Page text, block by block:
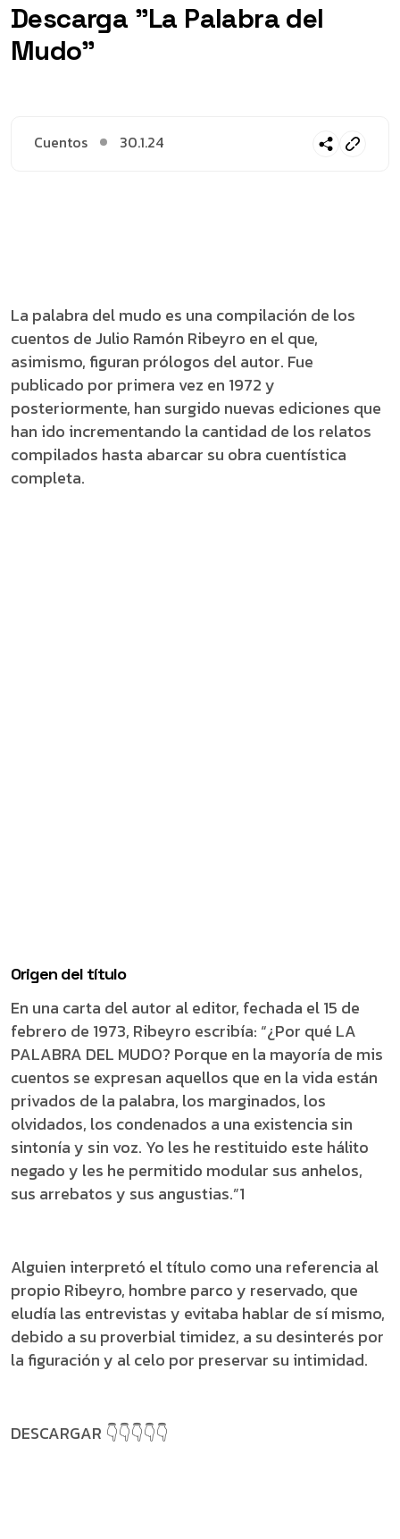
Descarga "La Palabra del
Mudo"
Cuentos 30.1.24
La palabra del mudo es una compilación de los
cuentos de Julio Ramón Ribeyro en el que,
asimismo, figuran prólogos del autor. Fue
publicado por primera vez en 1972 y
posteriormente, han surgido nuevas ediciones que
han ido incrementando la cantidad de los relatos
compilados hasta abarcar su obra cuentística
completa.
Origen del título
En una carta del autor al editor, fechada el 15 de
febrero de 1973, Ribeyro escribía: “¿Por qué LA
PALABRA DEL MUDO? Porque en la mayoría de mis
cuentos se expresan aquellos que en la vida están
privados de la palabra, los marginados, los
olvidados, los condenados a una existencia sin
sintonía y sin voz. Yo les he restituido este hálito
negado y les he permitido modular sus anhelos,
sus arrebatos y sus angustias.”1
Alguien interpretó el título como una referencia al
propio Ribeyro, hombre parco y reservado, que
eludía las entrevistas y evitaba hablar de sí mismo,
debido a su proverbial timidez, a su desinterés por
la figuración y al celo por preservar su intimidad.
DESCARGAR 👇👇👇👇👇